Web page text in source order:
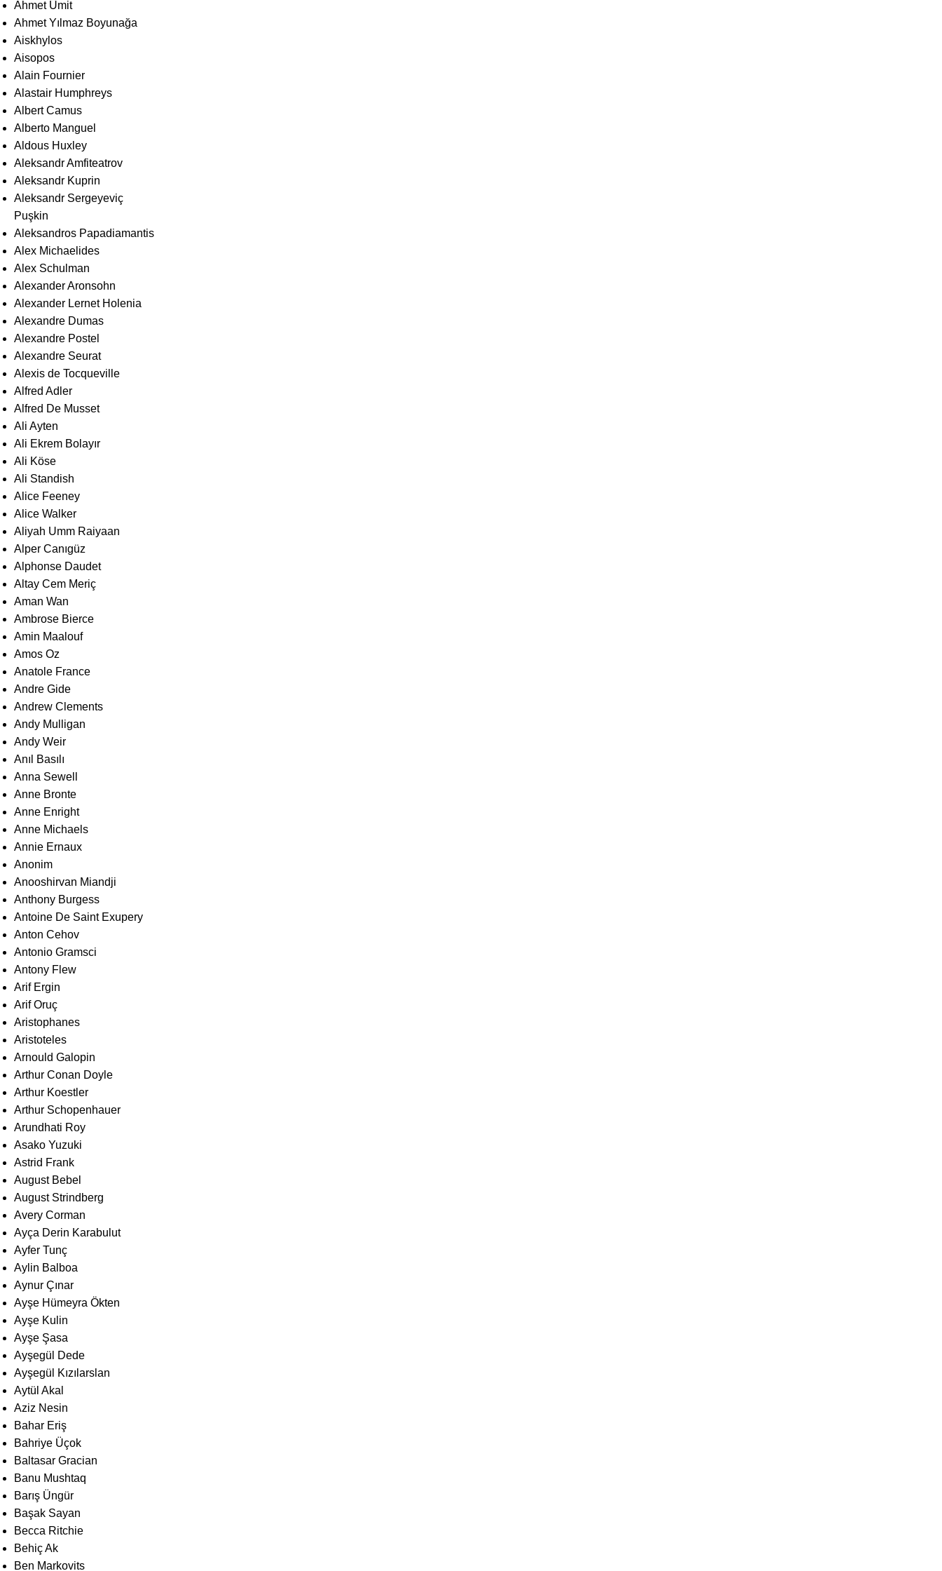
Ahmet Ümit
Ahmet Yılmaz Boyunağa
Aiskhylos
Aisopos
Alain Fournier
Alastair Humphreys
Albert Camus
Alberto Manguel
Aldous Huxley
Aleksandr Amfiteatrov
Aleksandr Kuprin
Aleksandr Sergeyeviç
Puşkin
Aleksandros Papadiamantis
Alex Michaelides
Alex Schulman
Alexander Aronsohn
Alexander Lernet Holenia
Alexandre Dumas
Alexandre Postel
Alexandre Seurat
Alexis de Tocqueville
Alfred Adler
Alfred De Musset
Ali Ayten
Ali Ekrem Bolayır
Ali Köse
Ali Standish
Alice Feeney
Alice Walker
Aliyah Umm Raiyaan
Alper Canıgüz
Alphonse Daudet
Altay Cem Meriç
Aman Wan
Ambrose Bierce
Amin Maalouf
Amos Oz
Anatole France
Andre Gide
Andrew Clements
Andy Mulligan
Andy Weir
Anıl Basılı
Anna Sewell
Anne Bronte
Anne Enright
Anne Michaels
Annie Ernaux
Anonim
Anooshirvan Miandji
Anthony Burgess
Antoine De Saint Exupery
Anton Cehov
Antonio Gramsci
Antony Flew
Arif Ergin
Arif Oruç
Aristophanes
Aristoteles
Arnould Galopin
Arthur Conan Doyle
Arthur Koestler
Arthur Schopenhauer
Arundhati Roy
Asako Yuzuki
Astrid Frank
August Bebel
August Strindberg
Avery Corman
Ayça Derin Karabulut
Ayfer Tunç
Aylin Balboa
Aynur Çınar
Ayşe Hümeyra Ökten
Ayşe Kulin
Ayşe Şasa
Ayşegül Dede
Ayşegül Kızılarslan
Aytül Akal
Aziz Nesin
Bahar Eriş
Bahriye Üçok
Baltasar Gracian
Banu Mushtaq
Barış Üngür
Başak Sayan
Becca Ritchie
Behiç Ak
Ben Markovits